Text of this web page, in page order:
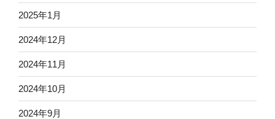
2025年1月
2024年12月
2024年11月
2024年10月
2024年9月